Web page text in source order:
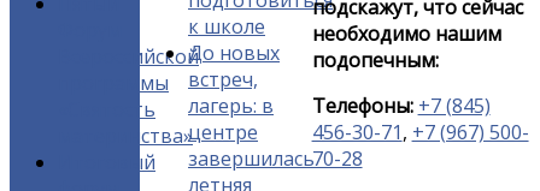
Всероссийской
программы
«Святость
материнства»
Итоговый
к школе
До новых
встреч,
лагерь: в
центре
завершилась
летняя
подскажут, что сейчас
необходимо нашим
подопечным:
Телефоны: +7 (845)
456-30-71, +7 (967) 500-
70-28